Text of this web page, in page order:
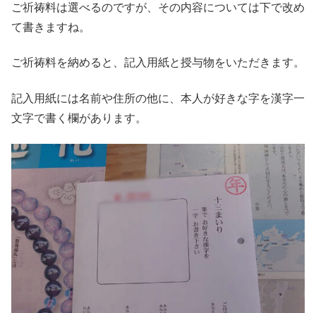
ご祈祷料は選べるのですが、その内容については下で改め
て書きますね。
ご祈祷料を納めると、記入用紙と授与物をいただきます。
記入用紙には名前や住所の他に、本人が好きな字を漢字一
文字で書く欄があります。